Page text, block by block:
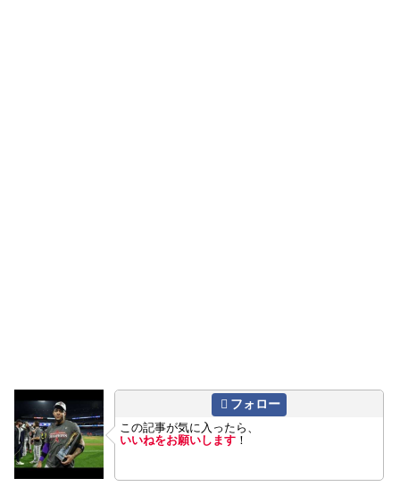
フォロー
この記事が気に入ったら、
いいねをお願いします ！